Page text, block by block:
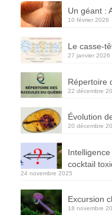
Un géant :
10 février 2026
Le casse-
27 janvier 2026
Répertoire
22 décembre
Évolution
20 décembre
cocktail
24 novembre 2025
Excursion
18 novembre